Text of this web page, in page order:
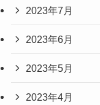
2023年7月
2023年6月
2023年5月
2023年4月